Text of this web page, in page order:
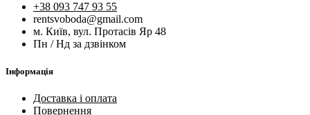
+38 093 747 93 55
rentsvoboda@gmail.com
м. Київ, вул. Протасів Яр 48
Пн / Нд за дзвінком
Інформація
Доставка і оплата
Повернення